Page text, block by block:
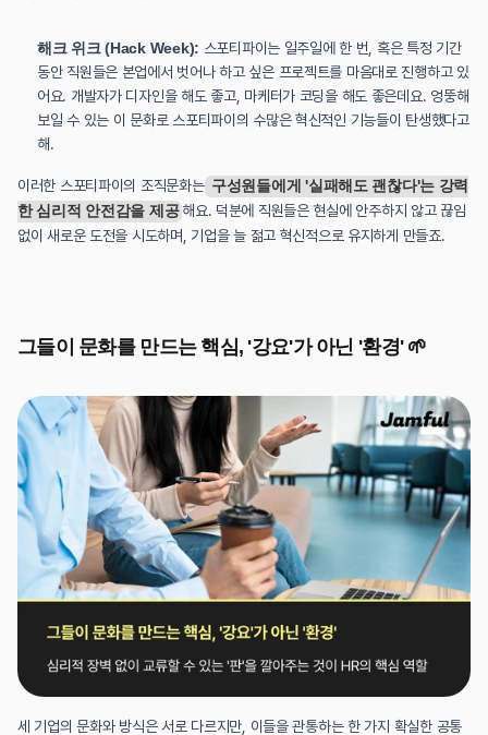
해크 위크 (Hack Week): 스포티파이는 일주일에 한 번, 혹은 특정 기간
동안 직원들은 본업에서 벗어나 하고 싶은 프로젝트를 마음대로 진행하고 있
어요. 개발자가 디자인을 해도 좋고, 마케터가 코딩을 해도 좋은데요. 엉뚱해
보일 수 있는 이 문화로 스포티파이의 수많은 혁신적인 기능들이 탄생했다고
해.
이러한 스포티파이의 조직문화는 구성원들에게 '실패해도 괜찮다'는 강력
한 심리적 안전감을 제공 해요. 덕분에 직원들은 현실에 안주하지 않고 끊임
없이 새로운 도전을 시도하며, 기업을 늘 젊고 혁신적으로 유지하게 만들죠.
그들이 문화를 만드는 핵심, '강요'가 아닌 '환경' 🌱
세 기업의 문화와 방식은 서로 다르지만, 이들을 관통하는 한 가지 확실한 공통